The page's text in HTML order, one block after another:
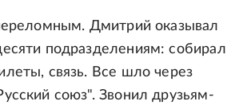
Дмитрий оказывал
подразделениям: собирал
связь. Все шло через
союз". Звонил друзьям-